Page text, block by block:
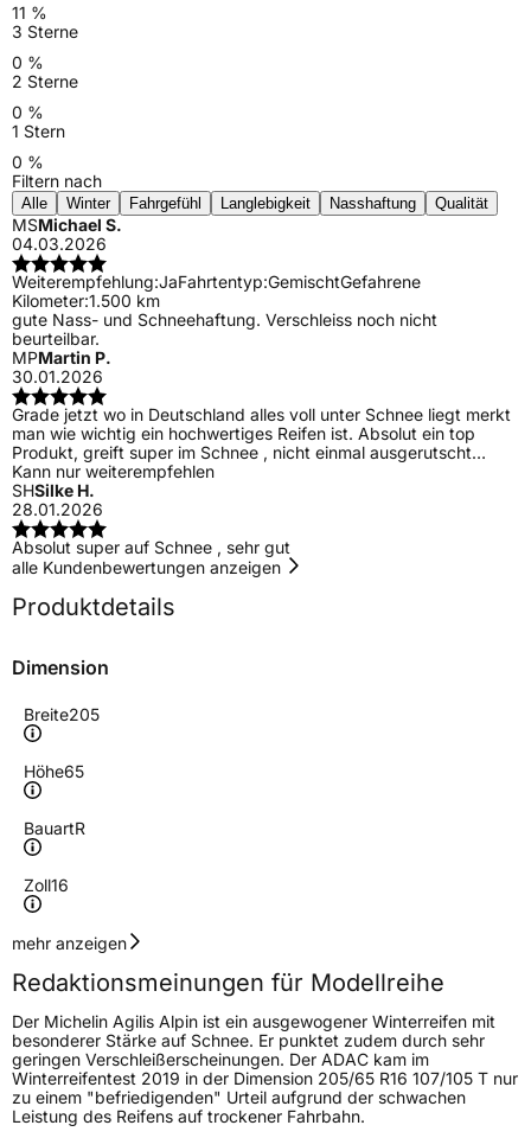
11 %
3 Sterne
0 %
2 Sterne
0 %
1 Stern
0 %
Filtern nach
Alle Winter Fahrgefühl Langlebigkeit Nasshaftung Qualität
MSMichael S.
04.03.2026
Weiterempfehlung:JaFahrtentyp:GemischtGefahrene
Kilometer:1.500 km
gute Nass- und Schneehaftung. Verschleiss noch nicht
beurteilbar.
MPMartin P.
30.01.2026
Grade jetzt wo in Deutschland alles voll unter Schnee liegt merkt
man wie wichtig ein hochwertiges Reifen ist. Absolut ein top
Produkt, greift super im Schnee , nicht einmal ausgerutscht…
Kann nur weiterempfehlen
SHSilke H.
28.01.2026
Absolut super auf Schnee , sehr gut
alle Kundenbewertungen anzeigen
Produktdetails
Dimension
Breite205
Höhe65
BauartR
Zoll16
Geschwindigkeitsindex
Höchstgeschwindigkeit
190 km/h
Lastindex107/105
Höchstlast975/925 kg
Gewicht (in kg)12,33 kg
mehr anzeigen
Redaktionsmeinungen für Modellreihe
Der Michelin Agilis Alpin ist ein ausgewogener Winterreifen mit
besonderer Stärke auf Schnee. Er punktet zudem durch sehr
geringen Verschleißerscheinungen. Der ADAC kam im
Winterreifentest 2019 in der Dimension 205/65 R16 107/105 T nur
zu einem "befriedigenden" Urteil aufgrund der schwachen
Leistung des Reifens auf trockener Fahrbahn.